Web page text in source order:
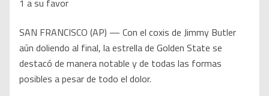
SAN FRANCISCO (AP) — Con el coxis de Jimmy Butler
aún doliendo al final, la estrella de Golden State se
destacó de manera notable y de todas las formas
posibles a pesar de todo el dolor.